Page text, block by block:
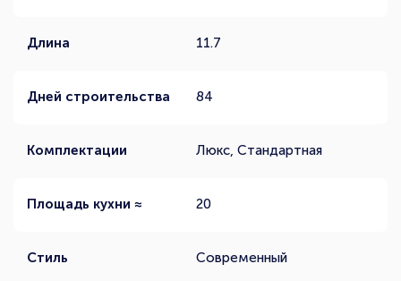
Длина 11.7
Дней строительства 84
Комплектации Люкс, Стандартная
Площадь кухни ≈ 20
Стиль Современный